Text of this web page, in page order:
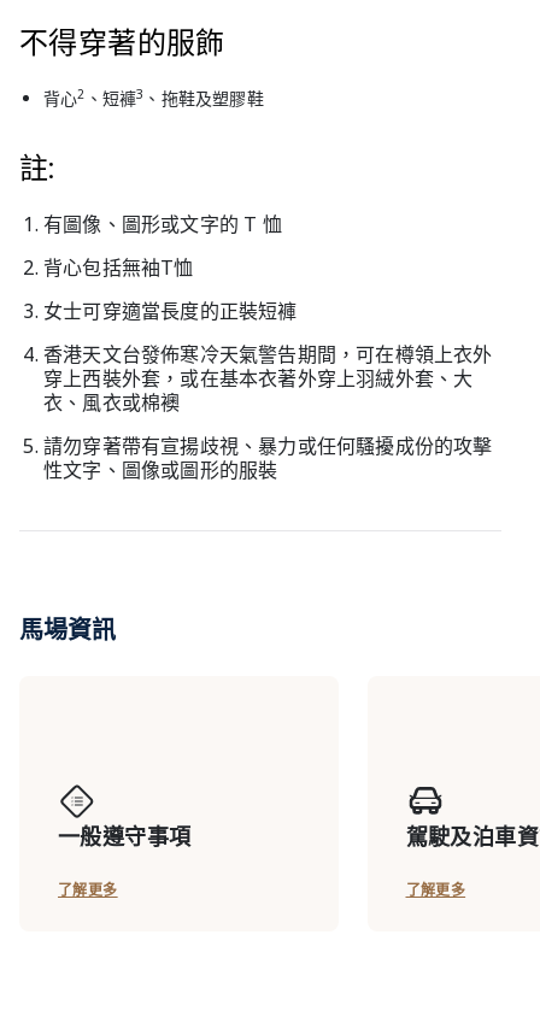
不得穿著的服飾
背心2 、短褲3 、拖鞋及塑膠鞋
註:
有圖像、圖形或文字的 T 恤
背心包括無袖T恤
女士可穿適當長度的正裝短褲
香港天文台發佈寒冷天氣警告期間，可在樽領上衣外
穿上西裝外套，或在基本衣著外穿上羽絨外套、大
衣、風衣或棉襖
請勿穿著帶有宣揚歧視、暴力或任何騷擾成份的攻擊
性文字、圖像或圖形的服裝
馬場資訊
一般遵守事項
了解更多
駕駛及泊車
了解更多